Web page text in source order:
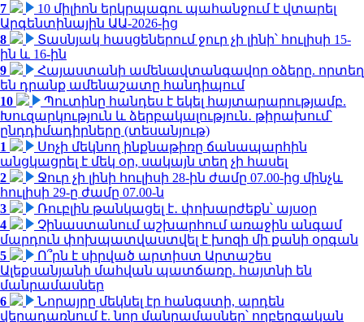
7
10 միլիոն երկրպագու պահանջում է վտարել
Արգենտինային ԱԱ-2026-ից
8
Տասնյակ հասցեներում ջուր չի լինի՝ հուլիսի 15-
ին և 16-ին
9
Հայաստանի ամենավտանգավոր օձերը. որտեղ
են դրանք ամենաշատը հանդիպում
10
Պուտինը հանդես է եկել հայտարարությամբ.
Խուզարկություն և ձերբակալություն․ թիրախում՝
ընդդիմադիրները (տեսանյութ)
1
Սոչի մեկնող ինքնաթիռը ճանապարհին
անցկացրել է մեկ օր, սակայն տեղ չի հասել
2
Ջուր չի լինի հուլիսի 28-ին ժամը 07.00-ից մինչև
հուլիսի 29-ը ժամը 07.00-ն
3
Ռուբլին թանկացել է․ փոխարժեքն՝ այսօր
4
Չինաստանում աշխարհում առաջին անգամ
մարդուն փոխպատվաստվել է խոզի մի քանի օրգան
5
Ո՞րն է սիրված արտիստ Արտաշես
Ալեքսանյանի մահվան պատճառը. հայտնի են
մանրամասներ
6
Նորայրը մեկնել էր հանգստի, արդեն
վերադառնում է. նոր մանրամասներ՝ ողբերգական